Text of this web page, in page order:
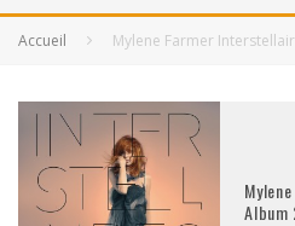
Accueil Mylene Farmer
Album